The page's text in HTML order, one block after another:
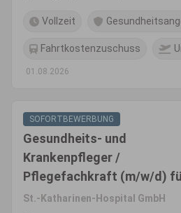
Vollzeit
Fahrtkostenzuschuss
01.08.2026
SOFORTBEWERBUNG
Gesundheits- und
Krankenpfleger /
Pflegefachkraft (m/w/d)
die Intensivstation
St.-Katharinen-Hospital GmbH